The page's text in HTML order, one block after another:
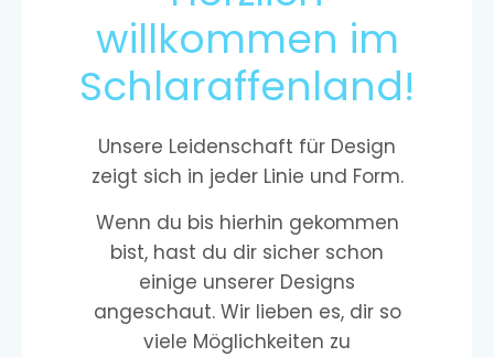
willkommen im
Schlaraffenland!
Unsere Leidenschaft für Design
zeigt sich in jeder Linie und Form.
Wenn du bis hierhin gekommen
bist, hast du dir sicher schon
einige unserer Designs
angeschaut. Wir lieben es, dir so
viele Möglichkeiten zu